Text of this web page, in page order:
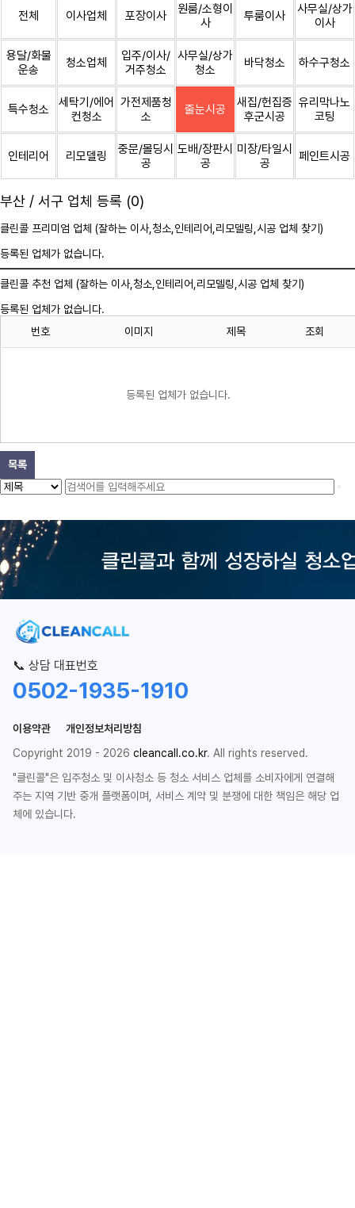
전체 이사업체 포장이사
원룸/소형이
사
투룸이사
사무실/상가
이사
용달/화물
운송
청소업체
입주/이사/
거주청소
사무실/상가
청소
바닥청소 하수구청소
특수청소
세탁기/에어
컨청소
가전제품청
소
줄눈시공
새집/헌집증
후군시공
유리막나노
코팅
인테리어 리모델링
중문/몰딩시
공
도배/장판시
공
미장/타일시
공
페인트시공
부산 / 서구 업체 등록 (0)
클린콜 프리미엄 업체 (잘하는 이사, 청소 ,인테리어,리모델링,시공 업체 찾기)
등록된 업체가 없습니다.
클린콜 추천 업체 (잘하는 이사, 청소 ,인테리어,리모델링,시공 업체 찾기)
등록된 업체가 없습니다.
번호
이미지 제목 조회
등록된 업체가 없습니다.
목록
📞 상담 대표번호
0502-1935-1910
이용약관
개인정보처리방침
Copyright 2019 - 2026 cleancall.co.kr. All rights reserved.
"클린콜"은 입주청소 및 이사청소 등 청소 서비스 업체를 소비자에게 연결해
주는 지역 기반 중개 플랫폼이며, 서비스 계약 및 분쟁에 대한 책임은 해당 업
체에 있습니다.